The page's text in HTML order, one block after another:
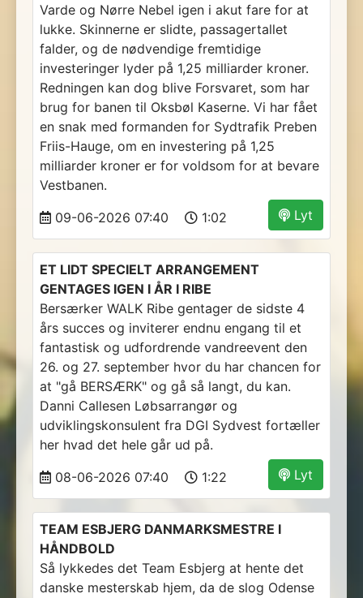
Varde og Nørre Nebel igen i akut fare for at
lukke. Skinnerne er slidte, passagertallet
falder, og de nødvendige fremtidige
investeringer lyder på 1,25 milliarder kroner.
Redningen kan dog blive Forsvaret, som har
brug for banen til Oksbøl Kaserne. Vi har fået
en snak med formanden for Sydtrafik Preben
Friis-Hauge, om en investering på 1,25
milliarder kroner er for voldsom for at bevare
Vestbanen.
Lyt
09-06-2026 07:40 1:02
ET LIDT SPECIELT ARRANGEMENT
GENTAGES IGEN I ÅR I RIBE
Bersærker WALK Ribe gentager de sidste 4
års succes og inviterer endnu engang til et
fantastisk og udfordrende vandreevent den
26. og 27. september hvor du har chancen for
at "gå BERSÆRK" og gå så langt, du kan.
Danni Callesen Løbsarrangør og
udviklingskonsulent fra DGI Sydvest fortæller
her hvad det hele går ud på.
Lyt
08-06-2026 07:40 1:22
TEAM ESBJERG DANMARKSMESTRE I
HÅNDBOLD
Så lykkedes det Team Esbjerg at hente det
danske mesterskab hjem, da de slog Odense